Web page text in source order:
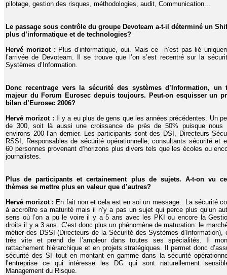
pilotage, gestion des risques, méthodologies, audit, Communication...
Le passage sous contrôle du groupe Devoteam a-t-il déterminé un
plus d’informatique et de technologies?
Hervé morizot : Plus d’informatique, oui. Mais ce n’est pas lié
l’arrivée de Devoteam. Il se trouve que l’on s’est recentré sur la
Systèmes d’Information.
Donc recentrage vers la sécurité des systèmes d’Information, un
majeur du Forum Eurosec depuis toujours. Peut-on esquisser un
bilan d’Eurosec 2006?
Hervé morizot : Il y a eu plus de gens que les années précédentes. Un
de 300, soit là aussi une croissance de près de 50% puisque nous
environs 200 l’an dernier. Les participants sont des DSI, Directeurs
RSSI, Responsables de sécurité opérationnelle, consultants sécurité et
60 personnes provenant d’horizons plus divers tels que les écoles ou
journalistes.
Plus de participants et certainement plus de sujets. A-t-on vu
thèmes se mettre plus en valeur que d’autres?
Hervé morizot : En fait non et cela est en soi un message. La sécurité
à accroître sa maturité mais il n’y a pas un sujet qui perce plus qu’un
sens où l’on a pu le voire il y a 5 ans avec les PKI ou encore la
droits il y a 3 ans. C’est donc plus un phénomène de maturation: le
métier des DSSI (Directeurs de la Sécurité des Systèmes d’Information),
très vite et prend de l’ampleur dans toutes ses spécialités. Il
rattachement hiérarchique et en projets stratégiques. Il permet donc
sécurité des SI tout en montant en gamme dans la sécurité
l’entreprise ce qui intéresse les DG qui sont naturellement
Management du Risque.